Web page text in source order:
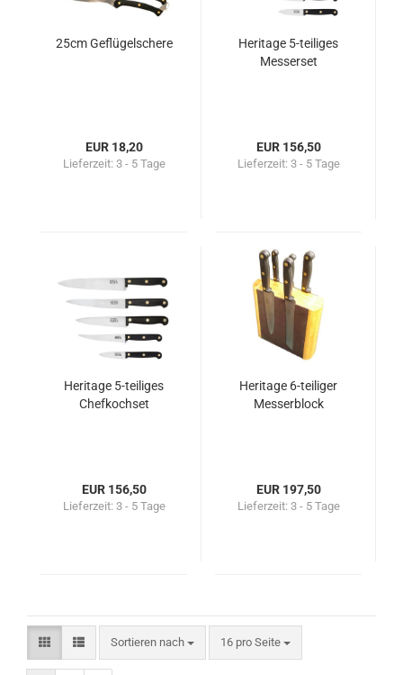
25cm Geflügelschere
EUR 18,20
Lieferzeit: 3 - 5 Tage
Heritage 5-teiliges
Messerset
EUR 156,50
Lieferzeit: 3 - 5 Tage
Heritage 5-teiliges
Chefkochset
EUR 156,50
Lieferzeit: 3 - 5 Tage
Heritage 6-teiliger
Messerblock
EUR 197,50
Lieferzeit: 3 - 5 Tage
Sortieren nach 16 pro Seite